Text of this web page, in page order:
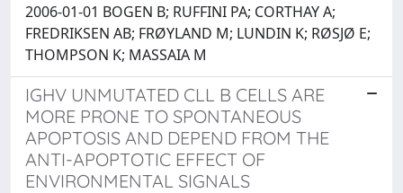
2006-01-01 BOGEN B; RUFFINI PA; CORTHAY A;
FREDRIKSEN AB; FRØYLAND M; LUNDIN K; RØSJØ E;
THOMPSON K; MASSAIA M
IGHV UNMUTATED CLL B CELLS ARE
MORE PRONE TO SPONTANEOUS
APOPTOSIS AND DEPEND FROM THE
ANTI-APOPTOTIC EFFECT OF
ENVIRONMENTAL SIGNALS